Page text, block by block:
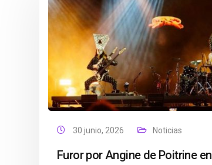
30 junio, 2026 Noticias
Furor por Angine de Poitrine en